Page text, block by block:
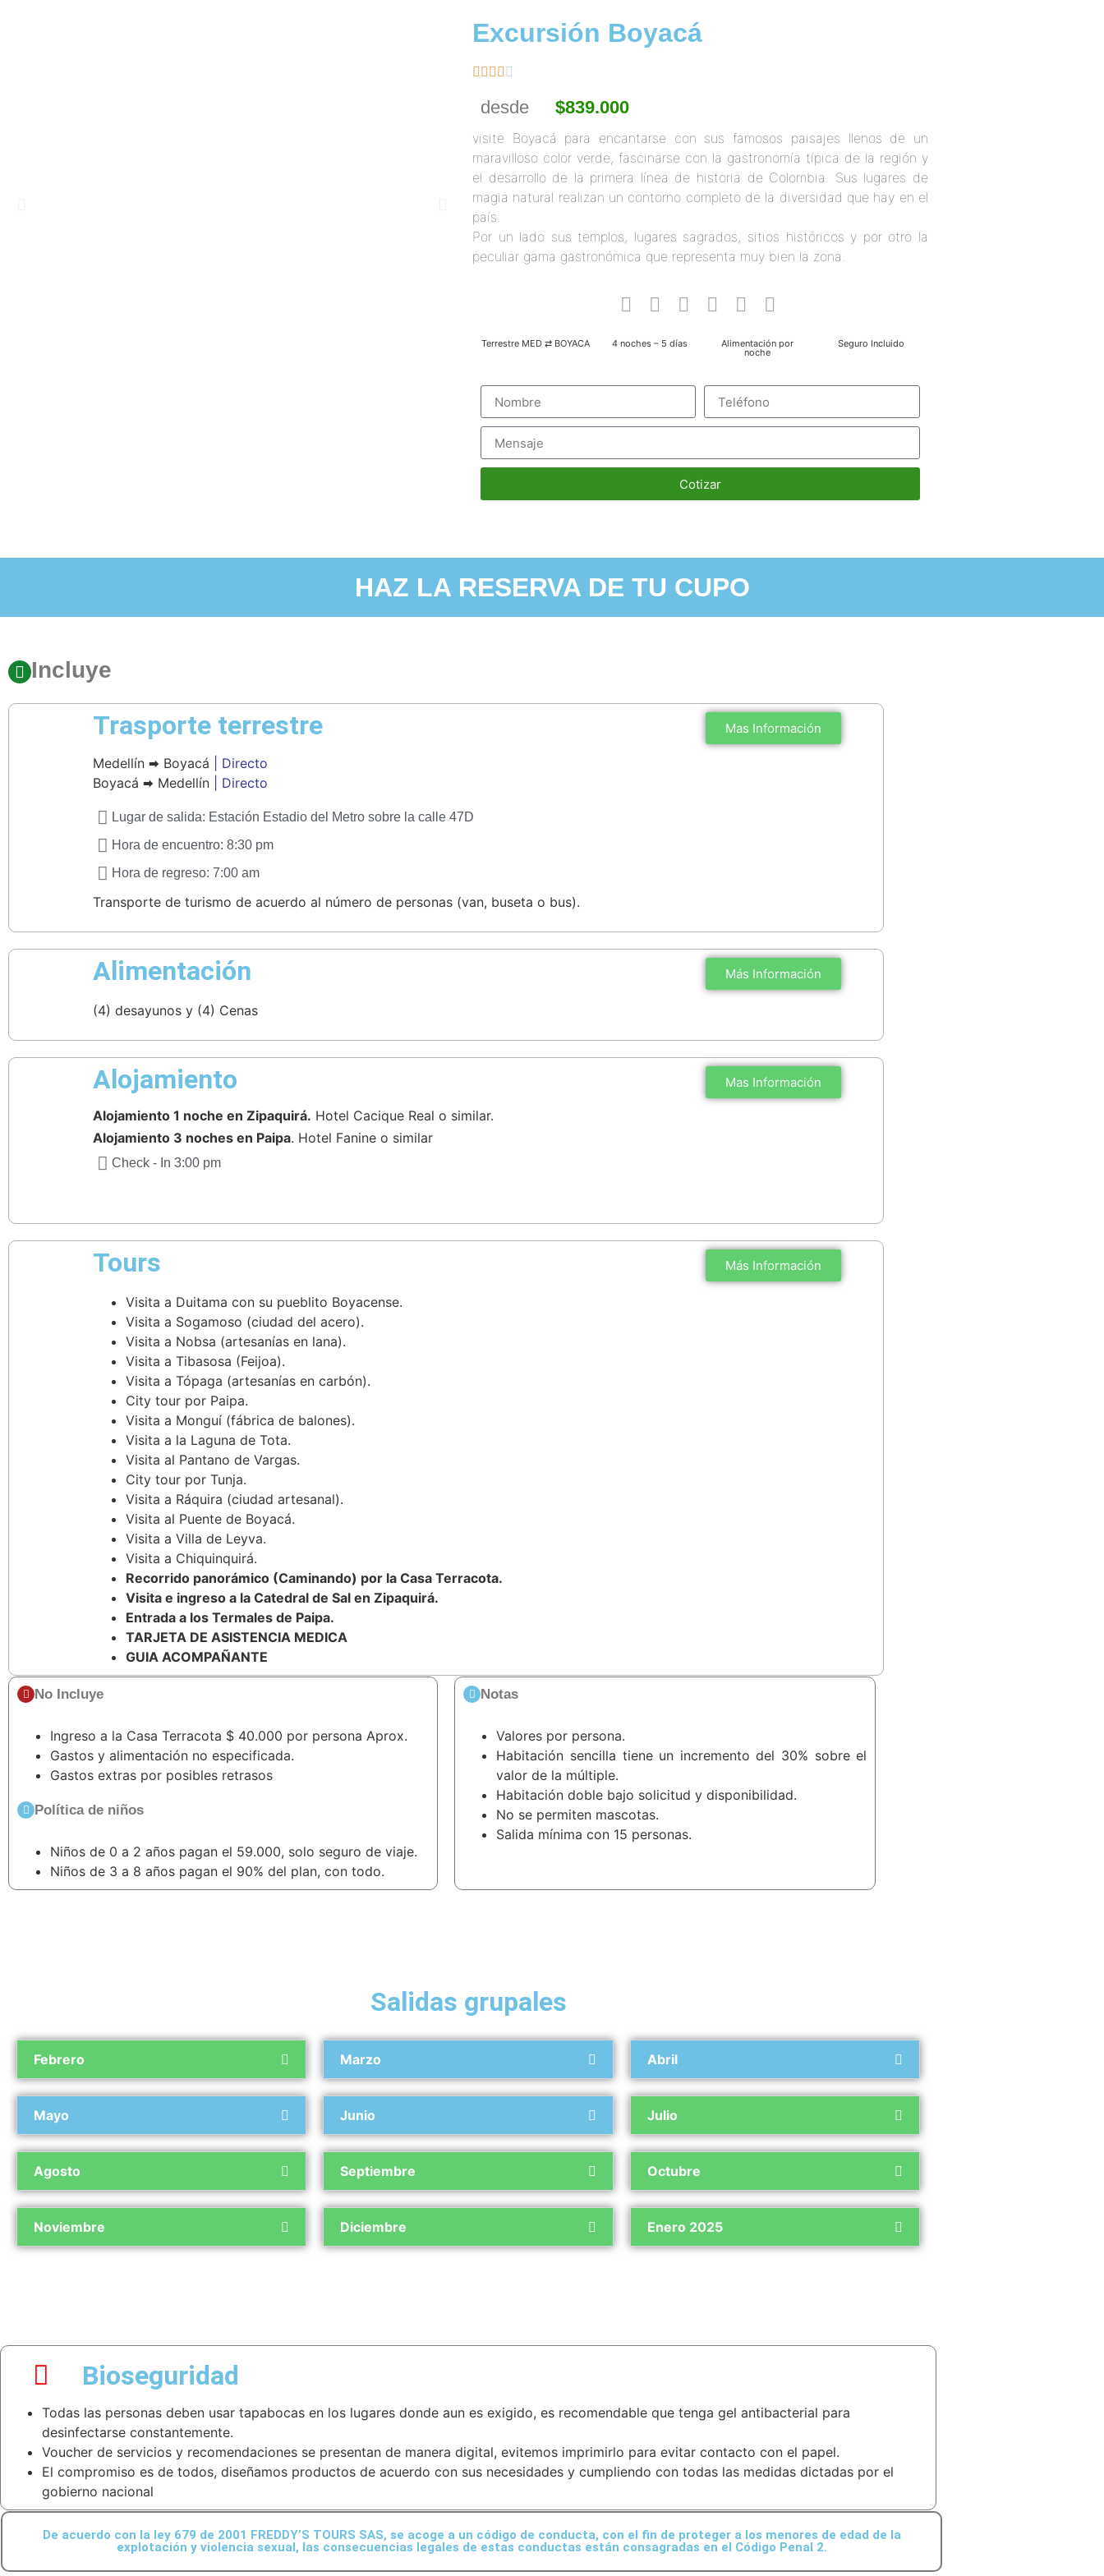
Excursión Boyacá
    
desde $839.000
visite Boyacá para encantarse con sus famosos paisajes llenos de un
maravilloso color verde, fascinarse con la gastronomía típica de la región y
el desarrollo de la primera línea de historia de Colombia. Sus lugares de
magia natural realizan un contorno completo de la diversidad que hay en el
país.
Por un lado sus templos, lugares sagrados, sitios históricos y por otro la
peculiar gama gastronómica que representa muy bien la zona.
Terrestre MED ⇄ BOYACA 4 noches – 5 días Alimentación por
noche
Seguro Incluido
Cotizar
HAZ LA RESERVA DE TU CUPO
Incluye
Trasporte terrestre
Medellín 🠮 Boyacá
| Directo
Boyacá 🠮 Medellín
| Directo
Lugar de salida: Estación Estadio del Metro sobre la calle 47D
Hora de encuentro: 8:30 pm
Hora de regreso: 7:00 am
Transporte de turismo de acuerdo al número de personas (van, buseta o bus).
Mas Información
Alimentación
(4) desayunos y (4) Cenas
Más Información
Alojamiento
Alojamiento 1 noche en Zipaquirá. Hotel Cacique Real o similar.
Alojamiento 3 noches en Paipa. Hotel Fanine o similar
Check - In 3:00 pm
Mas Información
Tours
Visita a Duitama con su pueblito Boyacense.
Visita a Sogamoso (ciudad del acero).
Visita a Nobsa (artesanías en lana).
Visita a Tibasosa (Feijoa).
Visita a Tópaga (artesanías en carbón).
City tour por Paipa.
Visita a Monguí (fábrica de balones).
Visita a la Laguna de Tota.
Visita al Pantano de Vargas.
City tour por Tunja.
Visita a Ráquira (ciudad artesanal).
Visita al Puente de Boyacá.
Visita a Villa de Leyva.
Visita a Chiquinquirá.
Recorrido panorámico (Caminando) por la Casa Terracota.
Visita e ingreso a la Catedral de Sal en Zipaquirá.
Entrada a los Termales de Paipa.
TARJETA DE ASISTENCIA MEDICA
GUIA ACOMPAÑANTE
Más Información
No Incluye
Ingreso a la Casa Terracota $ 40.000 por persona Aprox.
Gastos y alimentación no especificada.
Gastos extras por posibles retrasos
Política de niños
Niños de 0 a 2 años pagan el 59.000, solo seguro de viaje.
Niños de 3 a 8 años pagan el 90% del plan, con todo.
Notas
Valores por persona.
Habitación sencilla tiene un incremento del 30% sobre el
valor de la múltiple.
Habitación doble bajo solicitud y disponibilidad.
No se permiten mascotas.
Salida mínima con 15 personas.
Salidas grupales
Febrero Marzo Abril
Mayo Junio Julio
Agosto Septiembre Octubre
Noviembre Diciembre Enero 2025
Bioseguridad
Todas las personas deben usar tapabocas en los lugares donde aun es exigido, es recomendable que tenga gel antibacterial para
desinfectarse constantemente.
Voucher de servicios y recomendaciones se presentan de manera digital, evitemos imprimirlo para evitar contacto con el papel.
El compromiso es de todos, diseñamos productos de acuerdo con sus necesidades y cumpliendo con todas las medidas dictadas por el
gobierno nacional
De acuerdo con la ley 679 de 2001 FREDDY’S TOURS SAS, se acoge a un código de conducta, con el fin de proteger a los menores de edad de la
explotación y violencia sexual, las consecuencias legales de estas conductas están consagradas en el Código Penal 2.